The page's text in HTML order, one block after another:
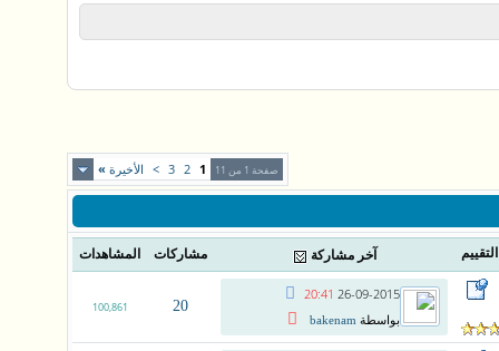
صفحة 1 من 11 1
2
3
> الأخيرة »
التقييم آخر مشاركة مشاركات المشاهدات
26-09-2015
20:41
بواسطة bakenam
20
100,861